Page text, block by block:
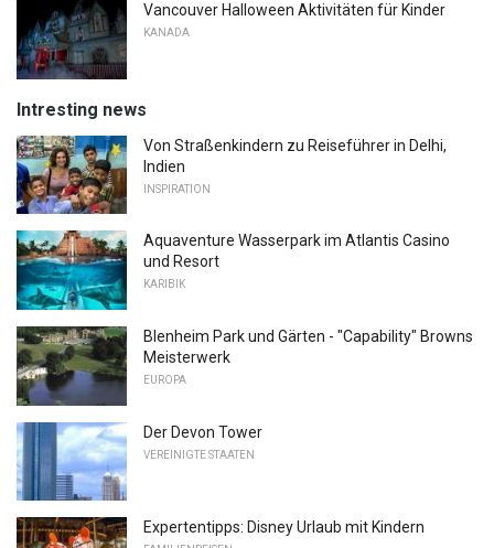
Vancouver Halloween Aktivitäten für Kinder
KANADA
Intresting news
Von Straßenkindern zu Reiseführer in Delhi,
Indien
INSPIRATION
Aquaventure Wasserpark im Atlantis Casino
und Resort
KARIBIK
Blenheim Park und Gärten - "Capability" Browns
Meisterwerk
EUROPA
Der Devon Tower
VEREINIGTE STAATEN
Expertentipps: Disney Urlaub mit Kindern